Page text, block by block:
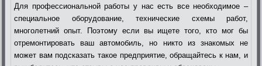
Для профессиональной работы у нас есть все необходимое –
специальное оборудование, технические схемы работ,
многолетний опыт. Поэтому если вы ищете того, кто мог бы
отремонтировать ваш автомобиль, но никто из знакомых не
может вам подсказать такое предприятие, обращайтесь к нам, и